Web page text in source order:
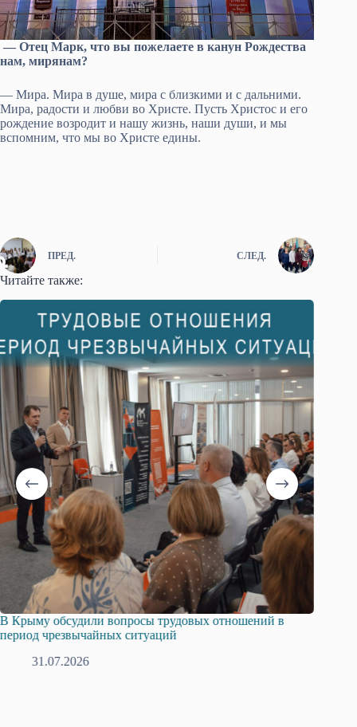
— Отец Марк, что вы пожелаете в канун Рождества
нам, мирянам?
— Мира. Мира в душе, мира с близкими и с дальними.
Мира, радости и любви во Христе. Пусть Христос и его
рождение возродит и нашу жизнь, наши души, и мы
вспомним, что мы во Христе едины.
ПРЕД. СЛЕД.
Читайте также:
трудовых отношений в
Русская община Крыма и
профсоюзов Крыма укрепляют